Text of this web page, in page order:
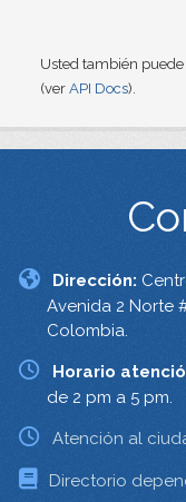
Usted también
(ver API Docs).
Dirección:
Avenida 2 Norte
Colombia.
Horario
de 2 pm a 5 pm.
Atención al
Directorio